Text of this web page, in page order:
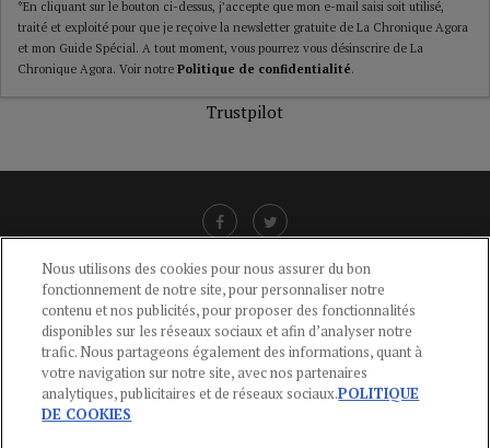
*En cliquant sur le bouton ci-dessus, j’accepte que mon e-mail saisi soit utilisé,
traité et exploité pour que je reçoive la newsletter gratuite de La Chronique Agora
et mon Guide Spécial. A tout moment, vous pourrez vous désinscrire de La
Chronique Agora. Voir notre Politique de confidentialité.
Trustpilot
LIENS UTILES
CGU-POLITIQUE DE CONFIDENTIALITÉ -POLITIQUE DES COOKIES
MENTIONS LÉGALES -AIDE
CONTACT
Nous utilisons des cookies pour nous assurer du bon
fonctionnement de notre site, pour personnaliser notre
contenu et nos publicités, pour proposer des fonctionnalités
disponibles sur les réseaux sociaux et afin d’analyser notre
trafic. Nous partageons également des informations, quant à
votre navigation sur notre site, avec nos partenaires
analytiques, publicitaires et de réseaux sociaux.POLITIQUE
DE COOKIES